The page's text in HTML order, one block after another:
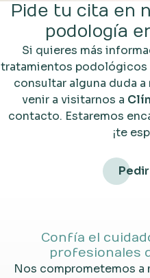
Pide tu cita en
podología
Si quieres más
tratamientos podológicos
consultar alguna duda
venir a visitarnos a
contacto. Estaremos
¡te
Confía el
profesionales
Nos comprometemos a